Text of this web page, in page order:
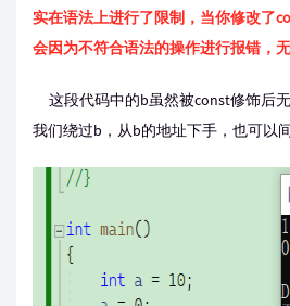
实在语法上进行了限制，当你修改了
会因为不符合语法的操作进行报错，无
这段代码中的b虽然被const修饰后
我们绕过b，从b的地址下手，也可以